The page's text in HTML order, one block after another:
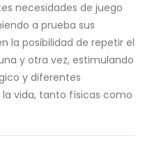
necesidades de juego
a prueba sus
la posibilidad de repetir el
y otra vez, estimulando
y diferentes
vida, tanto físicas como